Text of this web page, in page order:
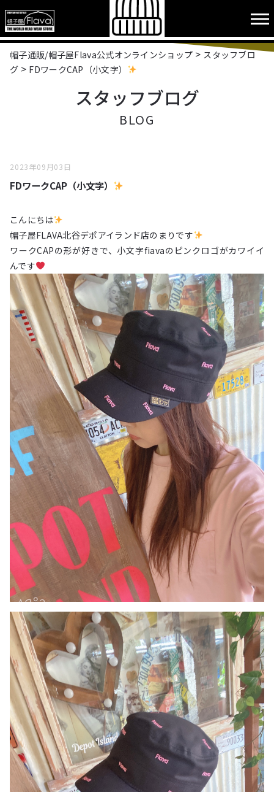
帽子通販/帽子屋Flava公式オンラインショップ > スタッフブロ
グ > FDワークCAP（小文字）
スタッフブログ
BLOG
2023年09月03日
FDワークCAP（小文字）
こんにちは
帽子屋FLAVA北谷デポアイランド店のまりです
ワークCAPの形が好きで、小文字fiavaのピンクロゴがカワイイ
んです